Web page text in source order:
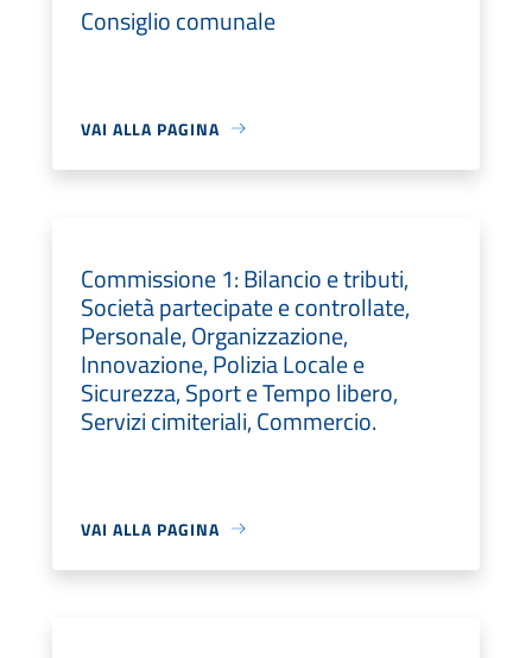
Consiglio comunale
VAI ALLA PAGINA
Commissione 1: Bilancio e tributi,
Società partecipate e controllate,
Personale, Organizzazione,
Innovazione, Polizia Locale e
Sicurezza, Sport e Tempo libero,
Servizi cimiteriali, Commercio.
VAI ALLA PAGINA